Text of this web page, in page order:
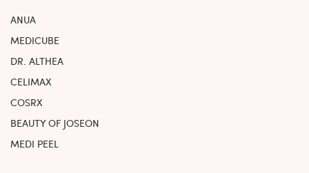
ANUA
MEDICUBE
DR. ALTHEA
CELIMAX
COSRX
BEAUTY OF JOSEON
MEDI PEEL